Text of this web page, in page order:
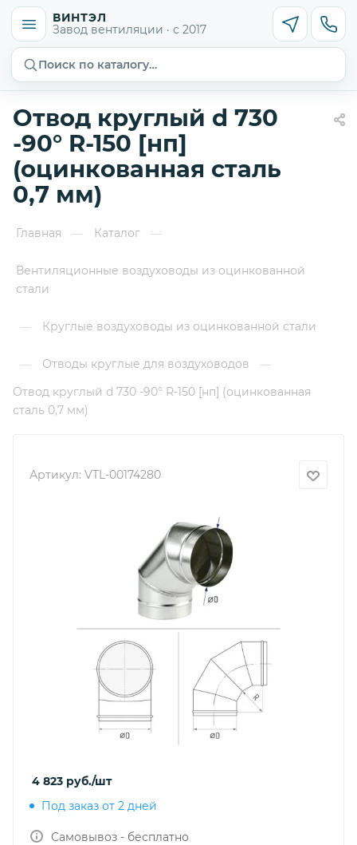
ВИНТЭЛ
Завод вентиляции · с 2017
Поиск по каталогу…
Отвод круглый d 730
-90° R-150 [нп]
(оцинкованная сталь
0,7 мм)
Главная — Каталог —
Вентиляционные воздуховоды из оцинкованной
стали
— Круглые воздуховоды из оцинкованной стали
— Отводы круглые для воздуховодов
—
Отвод круглый d 730 -90° R-150 [нп] (оцинкованная
сталь 0,7 мм)
Артикул: VTL-00174280
4 823 руб./шт
Под заказ от 2 дней
Самовывоз - бесплатно